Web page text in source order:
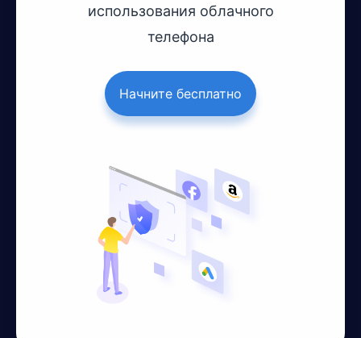
использования облачного
телефона
Начните бесплатно